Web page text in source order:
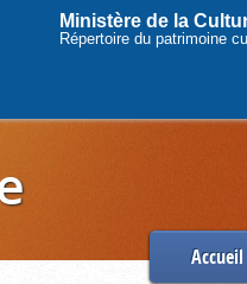
Ministère de la
Répertoire du patrimoine
Accueil